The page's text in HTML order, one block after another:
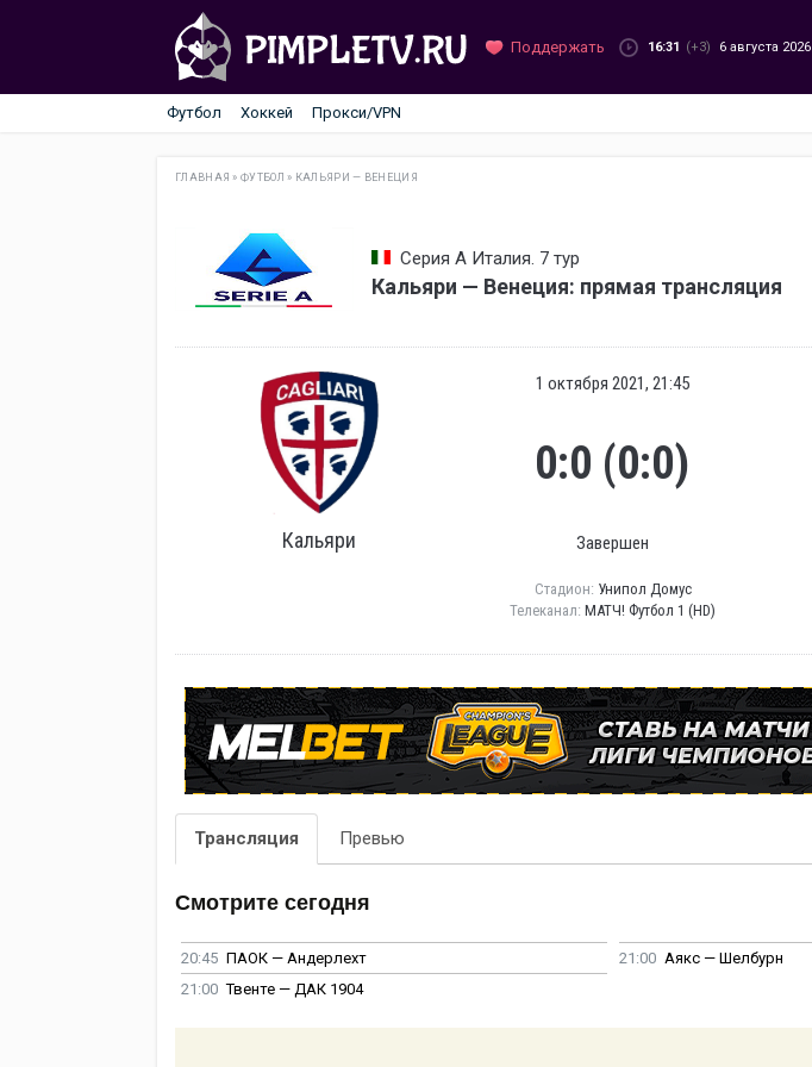
Поддержать 16:31 (+3) 6 августа 2026
Футбол Хоккей Прокси/VPN
ГЛАВНАЯ »ФУТБОЛ » КАЛЬЯРИ — ВЕНЕЦИЯ
Серия А Италия. 7 тур
Кальяри — Венеция: прямая трансляция
Кальяри
1 октября 2021, 21:45
0:0 (0:0)
Завершен
Стадион: Унипол Домус
Телеканал: МАТЧ! Футбол 1 (HD)
Трансляция Превью
Смотрите сегодня
20:45 ПАОК — Андерлехт 21:00 Аякс — Шелбурн
21:00 Твенте — ДАК 1904